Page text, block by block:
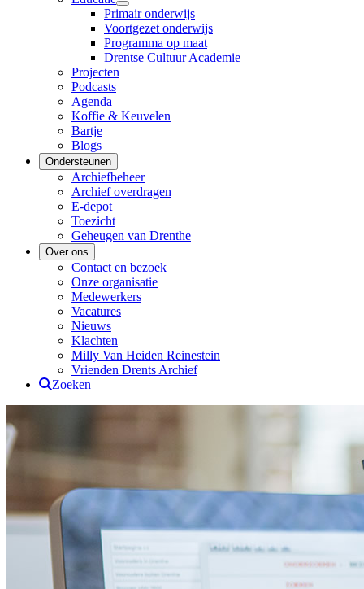
Primair onderwijs
Voortgezet onderwijs
Programma op maat
Drentse Cultuur Academie
Projecten
Podcasts
Agenda
Koffie & Keuvelen
Bartje
Blogs
Ondersteunen
Archiefbeheer
Archief overdragen
E-depot
Toezicht
Geheugen van Drenthe
Over ons
Contact en bezoek
Onze organisatie
Medewerkers
Vacatures
Nieuws
Klachten
Milly Van Heiden Reinestein
Vrienden Drents Archief
Zoeken
Drents Archief